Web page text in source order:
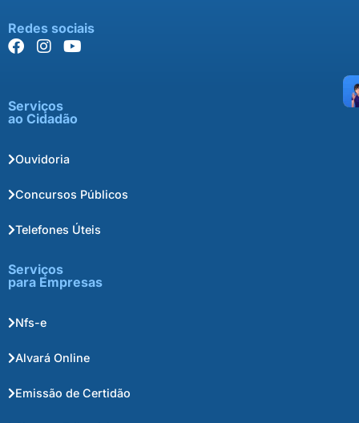
Redes sociais
Serviços
ao Cidadão
Ouvidoria
Concursos Públicos
Telefones Úteis
Serviços
para Empresas
Nfs-e
Alvará Online
Emissão de Certidão